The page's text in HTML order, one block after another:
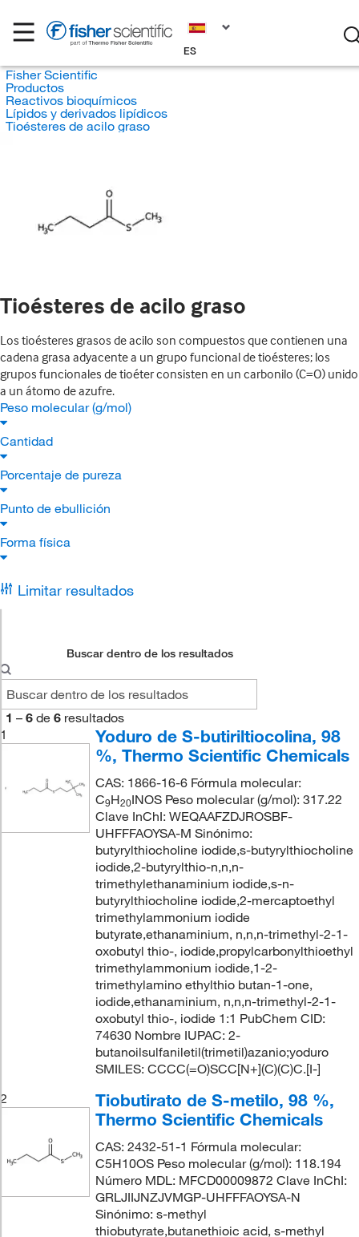
ES
Fisher Scientific
Productos
Reactivos bioquímicos
Lípidos y derivados lipídicos
Tioésteres de acilo graso
Tioésteres de acilo graso
Los tioésteres grasos de acilo son compuestos que contienen una
cadena grasa adyacente a un grupo funcional de tioésteres; los
grupos funcionales de tioéter consisten en un carbonilo (C=O) unido
a un átomo de azufre.
Peso molecular (g/mol)
Cantidad
Porcentaje de pureza
Punto de ebullición
Forma física
Limitar resultados
Buscar dentro de los resultados
1 – 6 de 6 resultados
1
Yoduro de S-butiriltiocolina, 98
%, Thermo Scientific Chemicals
CAS: 1866-16-6 Fórmula molecular:
C9H20INOS Peso molecular (g/mol): 317.22
Clave InChI: WEQAAFZDJROSBF-
UHFFFAOYSA-M Sinónimo:
butyrylthiocholine iodide,s-butyrylthiocholine
iodide,2-butyrylthio-n,n,n-
trimethylethanaminium iodide,s-n-
butyrylthiocholine iodide,2-mercaptoethyl
trimethylammonium iodide
butyrate,ethanaminium, n,n,n-trimethyl-2-1-
oxobutyl thio-, iodide,propylcarbonylthioethyl
trimethylammonium iodide,1-2-
trimethylamino ethylthio butan-1-one,
iodide,ethanaminium, n,n,n-trimethyl-2-1-
oxobutyl thio-, iodide 1:1 PubChem CID:
74630 Nombre IUPAC: 2-
butanoilsulfaniletil(trimetil)azanio;yoduro
SMILES: CCCC(=O)SCC[N+](C)(C)C.[I-]
2
Tiobutirato de S-metilo, 98 %,
Thermo Scientific Chemicals
CAS: 2432-51-1 Fórmula molecular:
C5H10OS Peso molecular (g/mol): 118.194
Número MDL: MFCD00009872 Clave InChI:
GRLJIIJNZJVMGP-UHFFFAOYSA-N
Sinónimo: s-methyl
thiobutyrate,butanethioic acid, s-methyl